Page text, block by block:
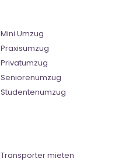
Mini Umzug
Praxisumzug
Privatumzug
Seniorenumzug
Studentenumzug
Transporter mieten